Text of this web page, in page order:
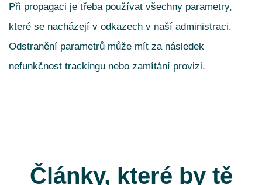
Při propagaci je třeba používat všechny parametry,
které se nacházejí v odkazech v naší administraci.
Odstranění parametrů může mít za následek
nefunkčnost trackingu nebo zamítání provizi.
Články, které by tě